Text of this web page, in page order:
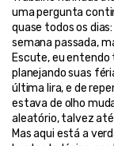
uma pergunta
quase todos os
semana passada,
Escute, eu
planejando suas
última lira, e de
estava de olho
aleatório, talvez
Mas aqui está a